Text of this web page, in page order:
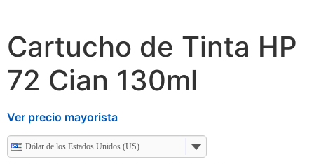
Cartucho de Tinta HP
72 Cian 130ml
Ver precio mayorista
Dólar de los Estados Unidos (US)